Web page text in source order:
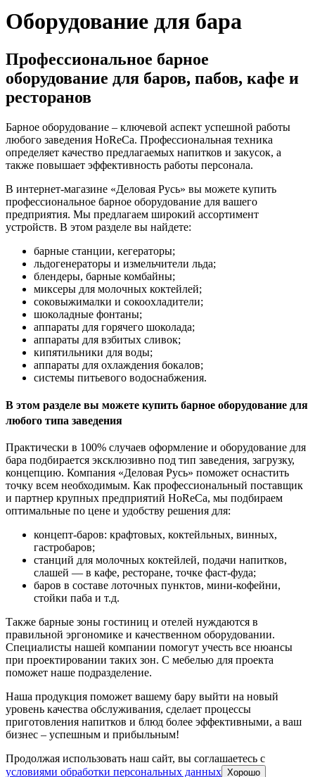
Оборудование для бара
Профессиональное барное
оборудование для баров, пабов, кафе и
ресторанов
Барное оборудование – ключевой аспект успешной работы
любого заведения HoReCa. Профессиональная техника
определяет качество предлагаемых напитков и закусок, а
также повышает эффективность работы персонала.
В интернет-магазине «Деловая Русь» вы можете купить
профессиональное барное оборудование для вашего
предприятия. Мы предлагаем широкий ассортимент
устройств. В этом разделе вы найдете:
барные станции, кегераторы;
льдогенераторы и измельчители льда;
блендеры, барные комбайны;
миксеры для молочных коктейлей;
соковыжималки и сокоохладители;
шоколадные фонтаны;
аппараты для горячего шоколада;
аппараты для взбитых сливок;
кипятильники для воды;
аппараты для охлаждения бокалов;
системы питьевого водоснабжения.
В этом разделе вы можете купить барное оборудование для
любого типа заведения
Практически в 100% случаев оформление и оборудование для
бара подбирается эксклюзивно под тип заведения, загрузку,
концепцию. Компания «Деловая Русь» поможет оснастить
точку всем необходимым. Как профессиональный поставщик
и партнер крупных предприятий HoReCa, мы подбираем
оптимальные по цене и удобству решения для:
концепт-баров: крафтовых, коктейльных, винных,
гастробаров;
станций для молочных коктейлей, подачи напитков,
слашей — в кафе, ресторане, точке фаст-фуда;
баров в составе лоточных пунктов, мини-кофейни,
стойки паба и т.д.
Также барные зоны гостиниц и отелей нуждаются в
правильной эргономике и качественном оборудовании.
Специалисты нашей компании помогут учесть все нюансы
при проектировании таких зон. С мебелью для проекта
поможет наше подразделение.
Наша продукция поможет вашему бару выйти на новый
уровень качества обслуживания, сделает процессы
приготовления напитков и блюд более эффективными, а ваш
бизнес – успешным и прибыльным!
Продолжая использовать наш сайт, вы соглашаетесь c
условиями обработки персональных данных Хорошо